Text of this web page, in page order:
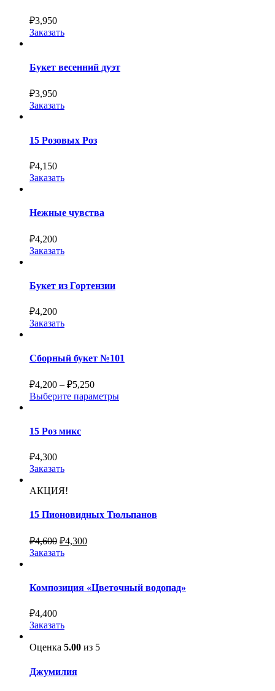
₽3,950
Заказать
Букет весенний дуэт
₽3,950
Заказать
15 Розовых Роз
₽4,150
Заказать
Нежные чувства
₽4,200
Заказать
Букет из Гортензии
₽4,200
Заказать
Сборный букет №101
₽4,200 – ₽5,250
Выберите параметры
15 Роз микс
₽4,300
Заказать
АКЦИЯ!
15 Пионовидных Тюльпанов
₽4,600 ₽4,300
Заказать
Композиция «Цветочный водопад»
₽4,400
Заказать
Оценка 5.00 из 5
Джумилия